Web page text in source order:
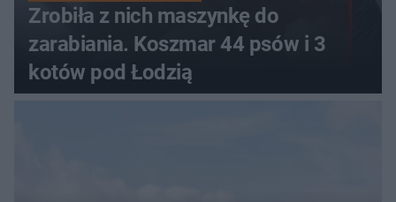
Zrobiła z nich maszynkę do
zarabiania. Koszmar 44 psów i 3
kotów pod Łodzią